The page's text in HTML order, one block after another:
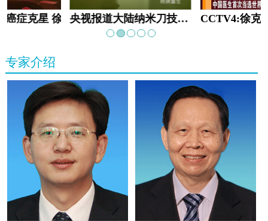
癌症克星 徐克成 央视报道大陆纳米刀技术手术：绝境重生
专家介绍